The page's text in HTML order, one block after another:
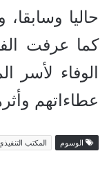
حاليا
كما عرفت
الوفاء لأسر
عطاءاتهم
الوسوم المكتب